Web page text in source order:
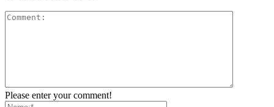
Please enter your comment!